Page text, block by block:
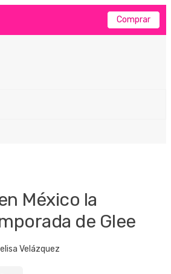
Comprar
México la
de Glee
Velázquez